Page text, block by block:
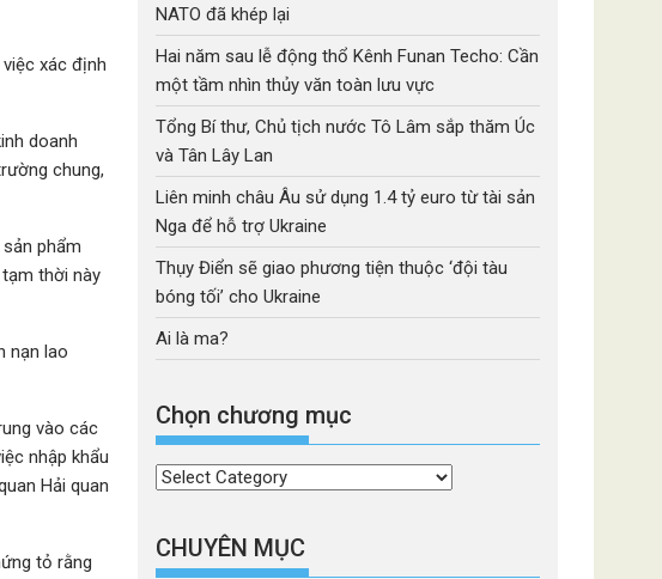
xác định
doanh
chung,
phẩm
thời này
nạn lao
vào các
nhập khẩu
Hải quan
tỏ rằng
NATO đã khép lại
Hai năm sau lễ động thổ Kênh Funan Techo: Cần
một tầm nhìn thủy văn toàn lưu vực
Tổng Bí thư, Chủ tịch nước Tô Lâm sắp thăm Úc
và Tân Lây Lan
Liên minh châu Âu sử dụng 1.4 tỷ euro từ tài sản
Nga để hỗ trợ Ukraine
Thụy Điển sẽ giao phương tiện thuộc ‘đội tàu
bóng tối’ cho Ukraine
Ai là ma?
Chọn chương mục
Chọn
mục
CHUYÊN MỤC